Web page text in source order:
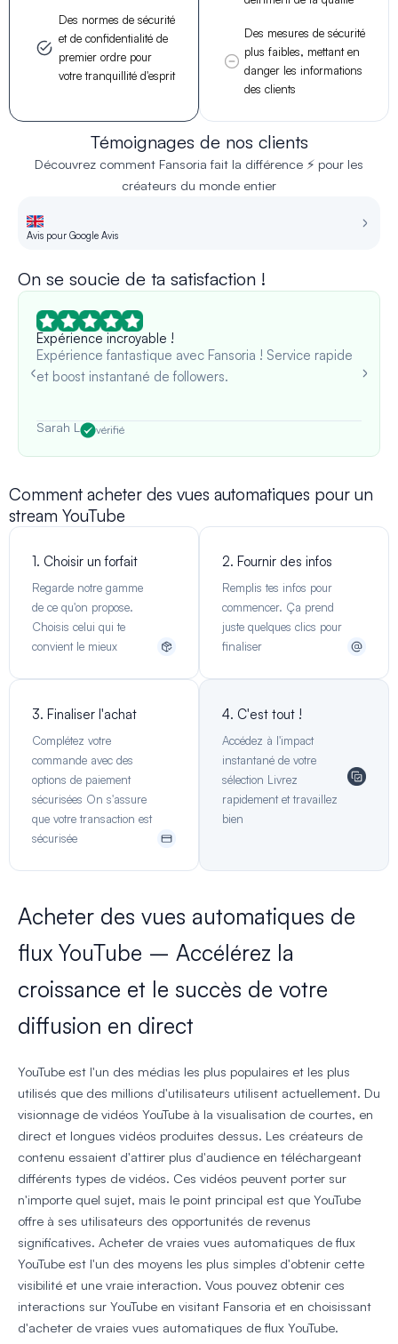
Des normes de sécurité
et de confidentialité de
premier ordre pour
votre tranquillité d'esprit
Des mesures de sécurité
plus faibles, mettant en
danger les informations
des clients
Témoignages de nos clients
Découvrez comment Fansoria fait la différence ⚡ pour les
créateurs du monde entier
Avis pour Google Avis
On se soucie de ta satisfaction !
Expérience incroyable !
Expérience fantastique avec Fansoria ! Service rapide
et boost instantané de followers.
Sarah L vérifié
Comment acheter des vues automatiques pour un
stream YouTube
1. Choisir un forfait
Regarde notre gamme
de ce qu'on propose.
Choisis celui qui te
convient le mieux
2. Fournir des infos
Remplis tes infos pour
commencer. Ça prend
juste quelques clics pour
finaliser
3. Finaliser l'achat
Complétez votre
commande avec des
options de paiement
sécurisées On s'assure
que votre transaction est
sécurisée
4. C'est tout !
Accédez à l'impact
instantané de votre
sélection Livrez
rapidement et travaillez
bien
Acheter des vues automatiques de
flux YouTube – Accélérez la
croissance et le succès de votre
diffusion en direct
YouTube est l'un des médias les plus populaires et les plus
utilisés que des millions d'utilisateurs utilisent actuellement. Du
visionnage de vidéos YouTube à la visualisation de courtes, en
direct et longues vidéos produites dessus. Les créateurs de
contenu essaient d'attirer plus d'audience en téléchargeant
différents types de vidéos. Ces vidéos peuvent porter sur
n'importe quel sujet, mais le point principal est que YouTube
offre à ses utilisateurs des opportunités de revenus
significatives. Acheter de vraies vues automatiques de flux
YouTube est l'un des moyens les plus simples d'obtenir cette
visibilité et une vraie interaction. Vous pouvez obtenir ces
interactions sur YouTube en visitant Fansoria et en choisissant
d'acheter de vraies vues automatiques de flux YouTube.